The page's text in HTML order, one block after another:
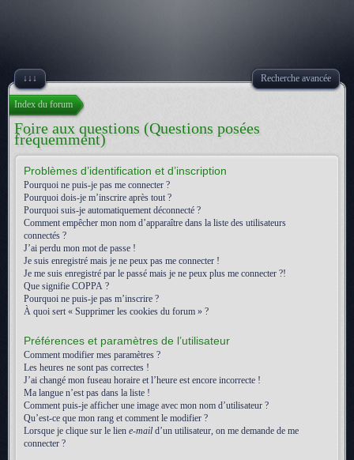
↓↓↓ Recherche avancée
Index du forum
Foire aux questions (Questions posées
fréquemment)
Problèmes d’identification et d’inscription
Pourquoi ne puis-je pas me connecter ?
Pourquoi dois-je m’inscrire après tout ?
Pourquoi suis-je automatiquement déconnecté ?
Comment empêcher mon nom d’apparaître dans la liste des utilisateurs
connectés ?
J’ai perdu mon mot de passe !
Je suis enregistré mais je ne peux pas me connecter !
Je me suis enregistré par le passé mais je ne peux plus me connecter ?!
Que signifie COPPA ?
Pourquoi ne puis-je pas m’inscrire ?
À quoi sert « Supprimer les cookies du forum » ?
Préférences et paramètres de l’utilisateur
Comment modifier mes paramètres ?
Les heures ne sont pas correctes !
J’ai changé mon fuseau horaire et l’heure est encore incorrecte !
Ma langue n’est pas dans la liste !
Comment puis-je afficher une image avec mon nom d’utilisateur ?
Qu’est-ce que mon rang et comment le modifier ?
Lorsque je clique sur le lien e-mail d’un utilisateur, on me demande de me
connecter ?